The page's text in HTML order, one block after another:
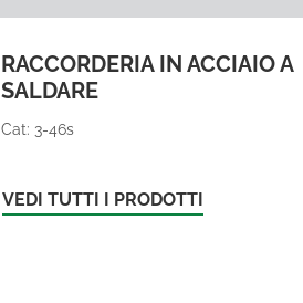
RACCORDERIA IN ACCIAIO A
SALDARE
Cat: 3-46s
VEDI TUTTI I PRODOTTI